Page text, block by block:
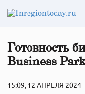
Готовность
Business
15:09, 12 АПРЕЛЯ 2024